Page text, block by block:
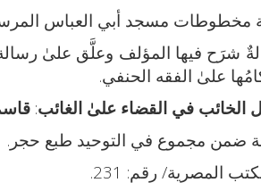
مخطوطات مسجد أبي العباس المرسي/ رقم:
شرَح فيها المؤلف وعلَّق علىٰ
علىٰ الفقه الحنفي.
:
ضمن مجموع في التوحيد طبع حجر.
المصرية/ رقم: 231.